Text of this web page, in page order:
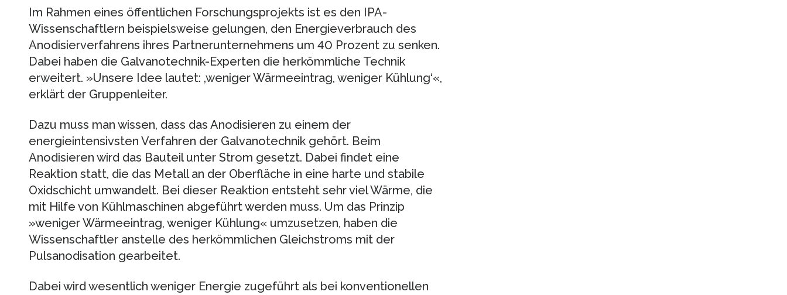
Im Rahmen eines öffentlichen Forschungsprojekts ist es den IPA-
Wissenschaftlern beispielsweise gelungen, den Energieverbrauch des
Anodisierverfahrens ihres Partnerunternehmens um 40 Prozent zu senken.
Dabei haben die Galvanotechnik-Experten die herkömmliche Technik
erweitert. »Unsere Idee lautet: ‚weniger Wärmeeintrag, weniger Kühlung‘«,
erklärt der Gruppenleiter.
Dazu muss man wissen, dass das Anodisieren zu einem der
energieintensivsten Verfahren der Galvanotechnik gehört. Beim
Anodisieren wird das Bauteil unter Strom gesetzt. Dabei findet eine
Reaktion statt, die das Metall an der Oberfläche in eine harte und stabile
Oxidschicht umwandelt. Bei dieser Reaktion entsteht sehr viel Wärme, die
mit Hilfe von Kühlmaschinen abgeführt werden muss. Um das Prinzip
»weniger Wärmeeintrag, weniger Kühlung« umzusetzen, haben die
Wissenschaftler anstelle des herkömmlichen Gleichstroms mit der
Pulsanodisation gearbeitet.
Dabei wird wesentlich weniger Energie zugeführt als bei konventionellen